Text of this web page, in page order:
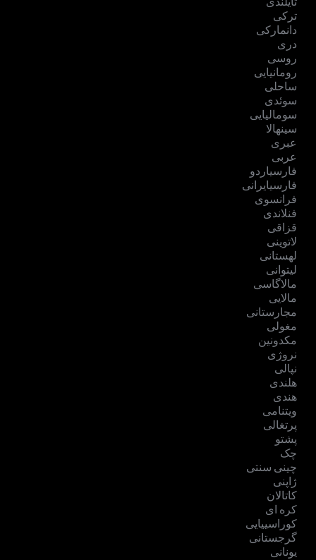
ترکی
دانمارکی
دری
روسی
رومانیایی
ساحلی
سوئدی
سومالیایی
سینهالا
عبری
عربی
فارسیاردو
فارسیایرانی
فرانسوی
فنلاندی
قزاقی
لاتوینی
لهستانی
لیتوانی
مالاگاسی
مالایی
مجارستانی
مغولی
مکدونین
نروژی
نپالی
هلندی
هندی
ویتنامی
پرتغالی
پشتو
چک
چینی سنتی
ژاپنی
کاتالان
کره ای
کوراسییایی
گرجستانی
یونانی